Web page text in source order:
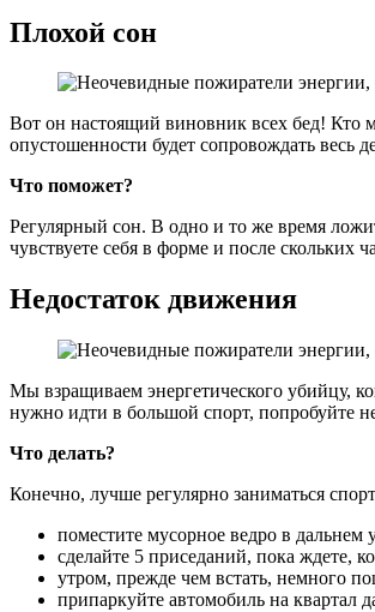
Плохой сон
Вот он настоящий виновник всех бед! Кто
опустошенности будет сопровождать весь
Что поможет?
Регулярный сон. В одно и то же время
чувствуете себя в форме и после скольких
Недостаток движения
Мы взращиваем энергетического убийцу,
нужно идти в большой спорт, попробуйте
Что делать?
Конечно, лучше регулярно заниматься
поместите мусорное ведро в дальнем
сделайте 5 приседаний, пока ждете,
утром, прежде чем встать, немного
припаркуйте автомобиль на квартал